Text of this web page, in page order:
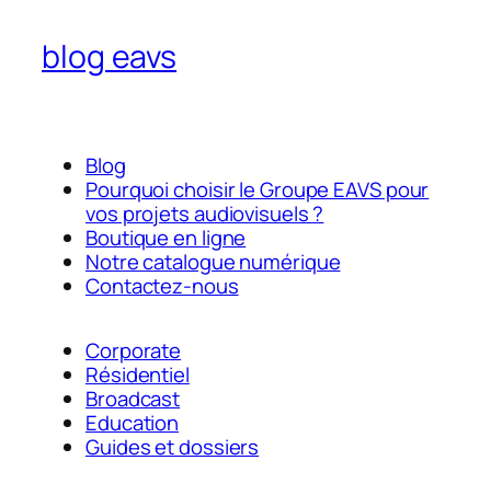
blog eavs
Blog
Pourquoi choisir le Groupe EAVS pour
vos projets audiovisuels ?
Boutique en ligne
Notre catalogue numérique
Contactez-nous
Corporate
Résidentiel
Broadcast
Education
Guides et dossiers